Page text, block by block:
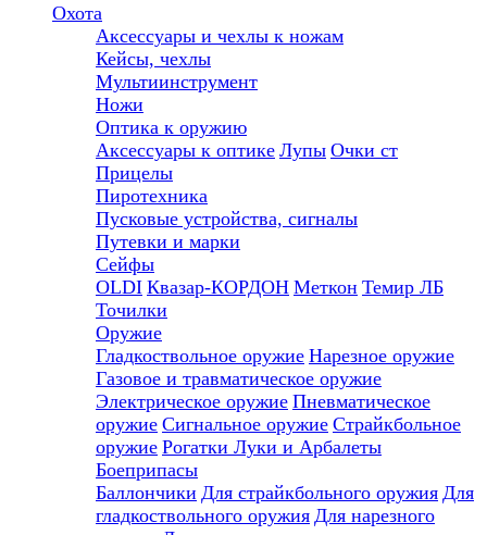
Охота
Аксессуары и чехлы к ножам
Кейсы, чехлы
Мультиинструмент
Ножи
Оптика к оружию
Аксессуары к оптике Лупы Очки ст
Прицелы
Пиротехника
Пусковые устройства, сигналы
Путевки и марки
Сейфы
OLDI Квазар-КОРДОН Меткон Темир ЛБ
Точилки
Оружие
Гладкоствольное оружие Нарезное оружие
Газовое и травматическое оружие
Электрическое оружие Пневматическое
оружие Сигнальное оружие Страйкбольное
оружие Рогатки Луки и Арбалеты
Боеприпасы
Баллончики Для страйкбольного оружия Для
гладкоствольного оружия Для нарезного